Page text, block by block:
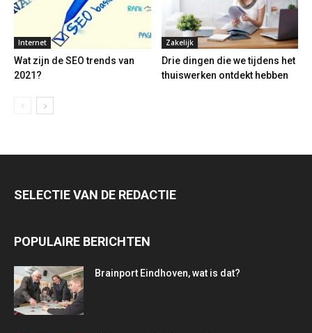
Internet
Wat zijn de SEO trends van
2021?
Zakelijk
Drie dingen die we tijdens het
thuiswerken ontdekt hebben
SELECTIE VAN DE REDACTIE
POPULAIRE BERICHTEN
Brainport Eindhoven, wat is dat?